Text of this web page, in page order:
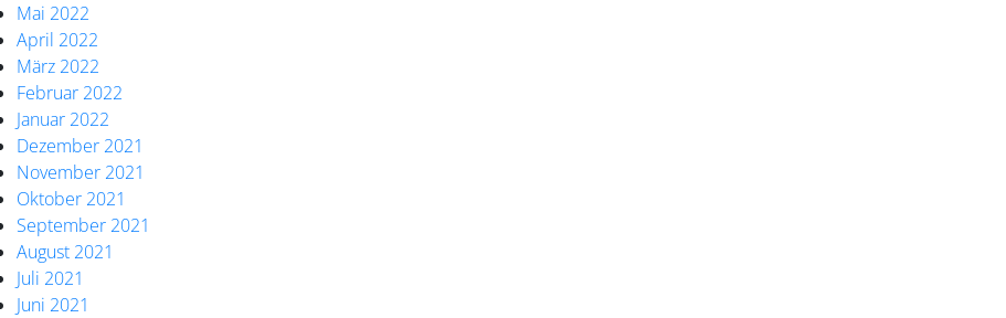
Mai 2022
April 2022
März 2022
Februar 2022
Januar 2022
Dezember 2021
November 2021
Oktober 2021
September 2021
August 2021
Juli 2021
Juni 2021